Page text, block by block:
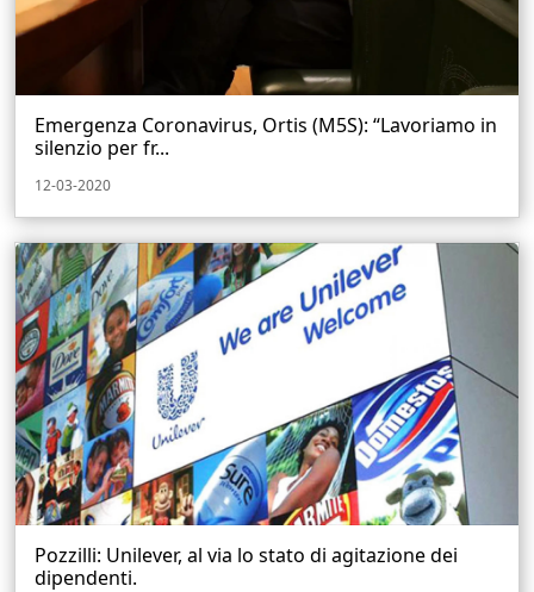
Emergenza Coronavirus, Ortis (M5S): “Lavoriamo in
silenzio per fr...
12-03-2020
Pozzilli: Unilever, al via lo stato di agitazione dei
dipendenti.